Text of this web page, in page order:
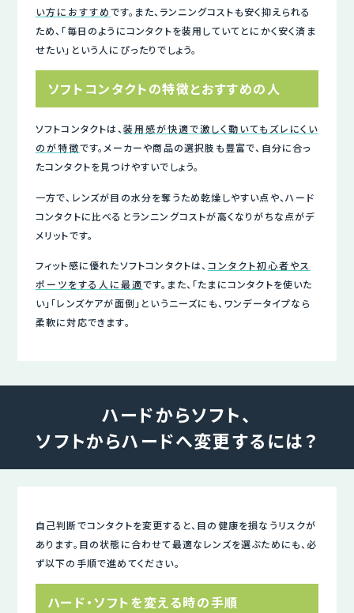
い方におすすめです。また、ランニングコストも安く抑えられる
ため、「毎日のようにコンタクトを装用していてとにかく安く済ま
せたい」という人にぴったりでしょう。
ソフトコンタクトの特徴とおすすめの人
ソフトコンタクトは、 装用感が快適で激しく動いてもズレにくい
のが特徴です。メーカーや商品の選択肢も豊富で、自分に合っ
たコンタクトを見つけやすいでしょう。
一方で、レンズが目の水分を奪うため乾燥しやすい点や、ハード
コンタクトに比べるとランニングコストが高くなりがちな点がデ
メリットです。
フィット感に優れたソフトコンタクトは、 コンタクト初心者やス
ポーツをする人に最適です。また、「たまにコンタクトを使いた
い」「レンズケアが面倒」というニーズにも、ワンデータイプなら
柔軟に対応できます。
ハードからソフト、
ソフトからハードへ変更するには？
自己判断でコンタクトを変更すると、目の健康を損なうリスクが
あります。目の状態に合わせて最適なレンズを選ぶためにも、必
ず以下の手順で進めてください。
ハード・ソフトを変える時の手順